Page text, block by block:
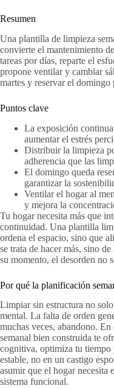
Resumen
Una plantilla de limpieza
convierte el mantenimiento
tareas por días, reparte el
propone ventilar y cambiar
martes y reservar el domingo
Puntos clave
La exposición
aumentar el estrés
Distribuir la limpieza
adherencia que las
El domingo queda
garantizar la
Ventilar el hogar al
y mejora la
Tu hogar necesita más que
continuidad. Una plantilla
ordena el espacio, sino que
se trata de hacer más, sino
su momento, el desorden no
Por qué la planificación
Limpiar sin estructura no
mental. La falta de orden
muchas veces, abandono.
semanal bien construida te
cognitiva, optimiza tu
estable, no en un castigo
asumir que el hogar necesita
sistema funcional.